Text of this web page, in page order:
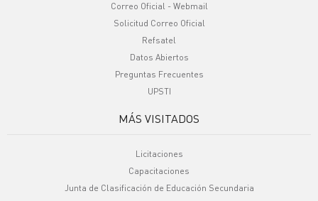
Correo Oficial - Webmail
Solicitud Correo Oficial
Refsatel
Datos Abiertos
Preguntas Frecuentes
UPSTI
MÁS VISITADOS
Licitaciones
Capacitaciones
Junta de Clasificación de Educación Secundaria